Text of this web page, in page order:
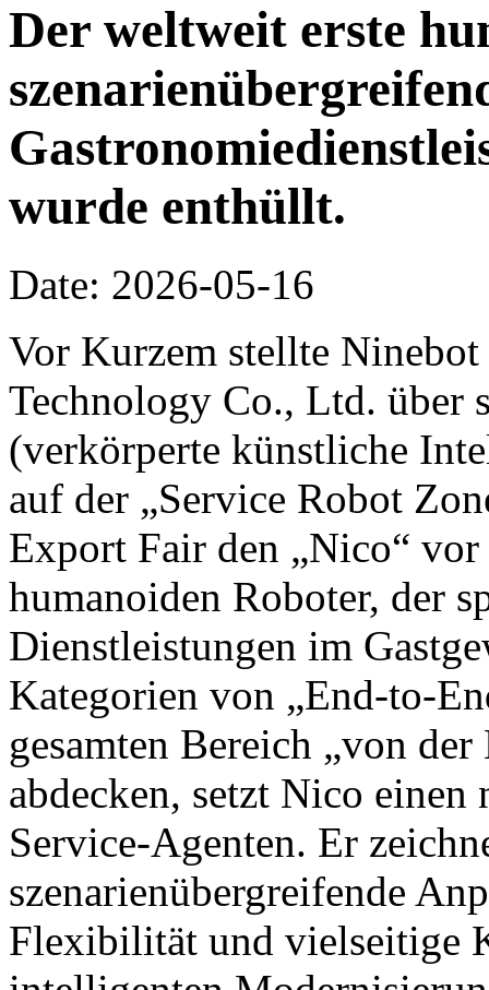
Der weltweit erste
wurde enthüllt.
Date: 2026-05-16
Vor Kurzem stellte
Technology Co., Ltd. über
(verkörperte künstliche
auf der „Service Robot
Export Fair den „Nico“
humanoiden Roboter, der
Dienstleistungen im
Kategorien von „End-to-
gesamten Bereich „von
abdecken, setzt Nico
Service-Agenten. Er
szenarienübergreifende
Flexibilität und vielseitige